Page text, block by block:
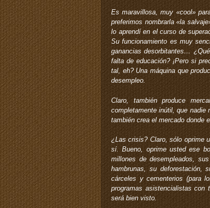
Es maravillosa, muy «cool»
preferimos nombrarla «la
lo aprendí en el curso de
Su funcionamiento es muy
ganancias desorbitantes…
falta de educación? ¡Pero si
tal, eh? Una máquina que
desempleo.
Claro, también produce
completamente inútil, que nadie
también crea el mercado donde
¿Las crisis? Claro, sólo
sí. Bueno, oprime usted ese
millones de desempleados,
hambrunas, su deforestación,
cárceles y cementerios (para
programas asistencialistas
será bien visto.